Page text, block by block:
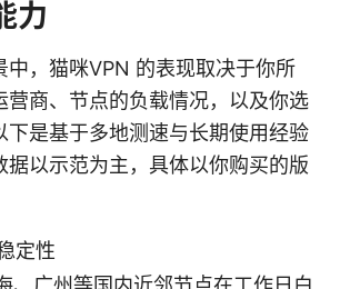
力
中，猫咪VPN 的表现取决于你所
营商、节点的负载情况，以及你选
下是基于多地测速与长期使用经验
据以示范为主，具体以你购买的版
定性